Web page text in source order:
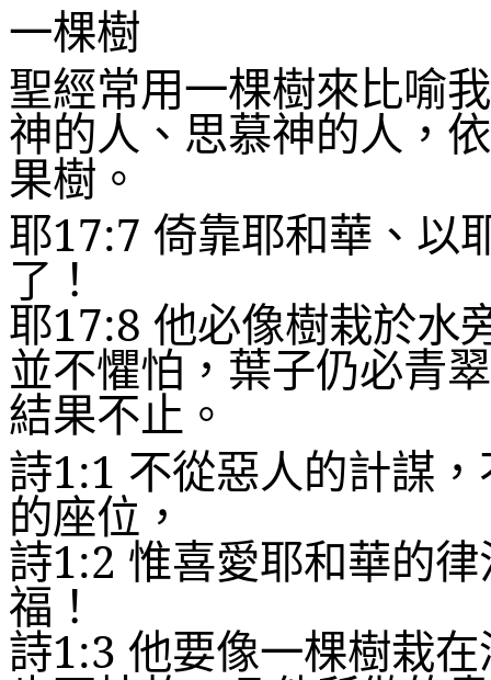
一棵樹
聖經常用一棵樹來比喻
神的人、思慕神的人，
果樹。
耶17:7 倚靠耶和華、以
了！
耶17:8 他必像樹栽於水
並不懼怕，葉子仍必青
結果不止。
詩1:1 不從惡人的計謀
的座位，
詩1:2 惟喜愛耶和華的
福！
詩1:3 他要像一棵樹栽